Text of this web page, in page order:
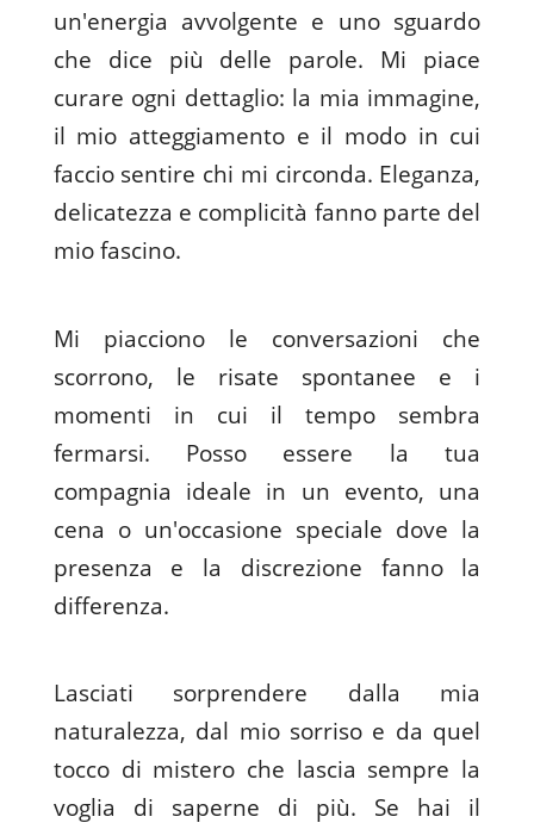
un'energia avvolgente e uno sguardo
che dice più delle parole. Mi piace
curare ogni dettaglio: la mia immagine,
il mio atteggiamento e il modo in cui
faccio sentire chi mi circonda. Eleganza,
delicatezza e complicità fanno parte del
mio fascino.
Mi piacciono le conversazioni che
scorrono, le risate spontanee e i
momenti in cui il tempo sembra
fermarsi. Posso essere la tua
compagnia ideale in un evento, una
cena o un'occasione speciale dove la
presenza e la discrezione fanno la
differenza.
Lasciati sorprendere dalla mia
naturalezza, dal mio sorriso e da quel
tocco di mistero che lascia sempre la
voglia di saperne di più. Se hai il